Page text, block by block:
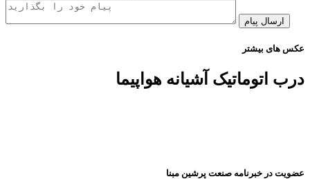
ارسال پیام
عکس های بیشتر
درب اتوماتیک آشیانه هواپیما
عضویت در خبرنامه صنعت پرشین مبنا